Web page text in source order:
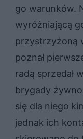
go warunków.
wyróżniającą
przystrzyżoną
poznał
radą sprzedał
brygady
się dla niego
jednak ich